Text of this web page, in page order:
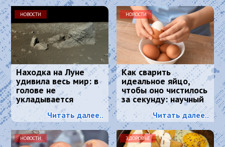
НОВОСТИ
Находка на Луне
удивила весь мир: в
голове не
укладывается
Читать далее..
НОВОСТИ
Как сварить
идеальное яйцо,
чтобы оно чистилось
за секунду: научный
метод, основанный
на физикеЧитать далее..
НОВОСТИ ЗДОРОВЬЕ